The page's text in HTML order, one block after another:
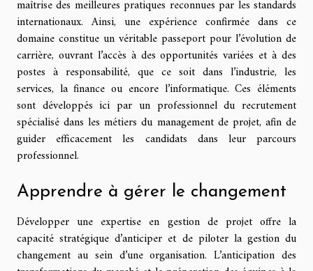
maîtrise des meilleures pratiques reconnues par les standards
internationaux. Ainsi, une expérience confirmée dans ce
domaine constitue un véritable passeport pour l’évolution de
carrière, ouvrant l’accès à des opportunités variées et à des
postes à responsabilité, que ce soit dans l’industrie, les
services, la finance ou encore l’informatique. Ces éléments
sont développés ici par un professionnel du recrutement
spécialisé dans les métiers du management de projet, afin de
guider efficacement les candidats dans leur parcours
professionnel.
Apprendre à gérer le changement
Développer une expertise en gestion de projet offre la
capacité stratégique d’anticiper et de piloter la gestion du
changement au sein d’une organisation. L’anticipation des